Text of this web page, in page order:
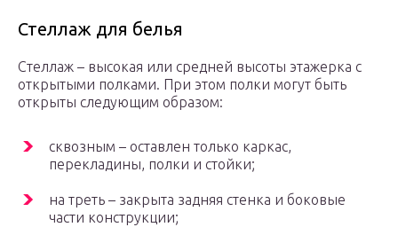
Стеллаж для белья
Стеллаж – высокая или средней высоты этажерка с
открытыми полками. При этом полки могут быть
открыты следующим образом:
сквозным – оставлен только каркас,
перекладины, полки и стойки;
на треть – закрыта задняя стенка и боковые
части конструкции;